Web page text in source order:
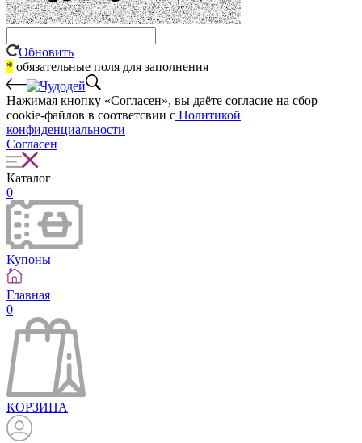
Обновить
* обязательные поля для заполнения
Нажимая кнопку «Согласен», вы даёте cогласие на сбор
cookie-файлов в соответсвии с Политикой
конфиденциальности
Согласен
Каталог
0
Купоны
Главная
0
КОРЗИНА